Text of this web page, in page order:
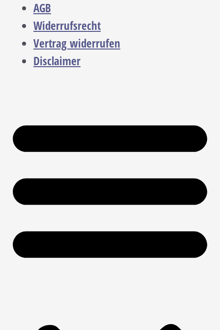
AGB
Widerrufsrecht
Vertrag widerrufen
Disclaimer